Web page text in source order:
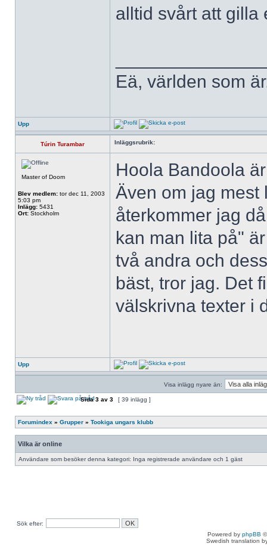
alltid svårt att
Eä, världen som
Upp
Túrin Turambar Inläggsrubrik:
Master of Doom
Blev medlem: tor dec 11, 2003
5:03 pm
Inlägg: 5431
Ort: Stockholm
Hoola Bandoola
Även om jag mest
återkommer jag
kan man lita på"
två andra och
bäst, tror jag. Det
välskrivna texter i
Upp
Visa inlägg nyare än:
Sida3 av 3 [ 39 inlägg ]
Forumindex » Grupper » Tookiga ungars klubb
Vilka är online
Användare som besöker denna kategori: Inga registrerade användare och 1 gäst
Sök efter:
Powered by phpBB
Swedish translation